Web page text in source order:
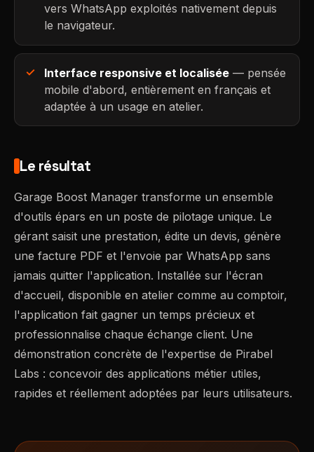
vers WhatsApp exploités nativement depuis
le navigateur.
Interface responsive et localisée— pensée
mobile d'abord, entièrement en français et
adaptée à un usage en atelier.
Le résultat
Garage Boost Manager transforme un ensemble
d'outils épars en un poste de pilotage unique. Le
gérant saisit une prestation, édite un devis, génère
une facture PDF et l'envoie par WhatsApp sans
jamais quitter l'application. Installée sur l'écran
d'accueil, disponible en atelier comme au comptoir,
l'application fait gagner un temps précieux et
professionnalise chaque échange client. Une
démonstration concrète de l'expertise de Pirabel
Labs : concevoir des applications métier utiles,
rapides et réellement adoptées par leurs utilisateurs.